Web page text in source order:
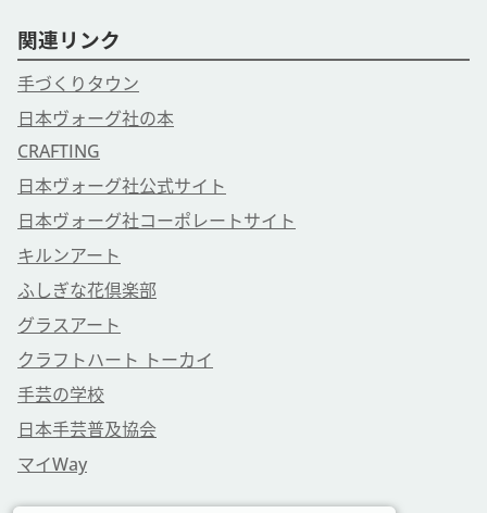
関連リンク
手づくりタウン
日本ヴォーグ社の本
CRAFTING
日本ヴォーグ社公式サイト
日本ヴォーグ社コーポレートサイト
キルンアート
ふしぎな花倶楽部
グラスアート
クラフトハート トーカイ
手芸の学校
日本手芸普及協会
マイWay